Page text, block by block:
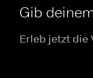
Gib
Erleb jetzt die